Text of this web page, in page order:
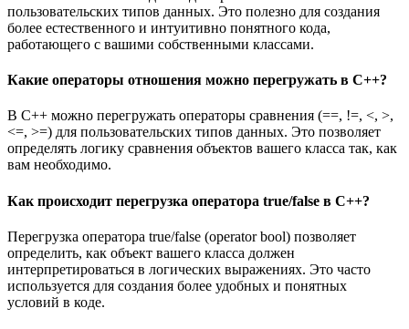
пользовательских типов данных. Это полезно для создания
более естественного и интуитивно понятного кода,
работающего с вашими собственными классами.
Какие операторы отношения можно перегружать в C++?
В C++ можно перегружать операторы сравнения (==, !=, <, >,
<=, >=) для пользовательских типов данных. Это позволяет
определять логику сравнения объектов вашего класса так, как
вам необходимо.
Как происходит перегрузка оператора true/false в C++?
Перегрузка оператора true/false (operator bool) позволяет
определить, как объект вашего класса должен
интерпретироваться в логических выражениях. Это часто
используется для создания более удобных и понятных
условий в коде.